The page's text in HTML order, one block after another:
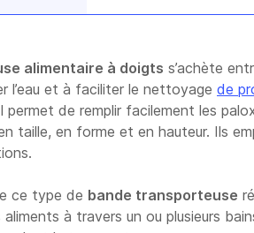
alimentaire à doigts s’achète
l’eau et à faciliter le nettoyage de
permet de remplir facilement les
taille, en forme et en hauteur. Ils
ce type de bande transporteuse
à travers un ou plusieurs